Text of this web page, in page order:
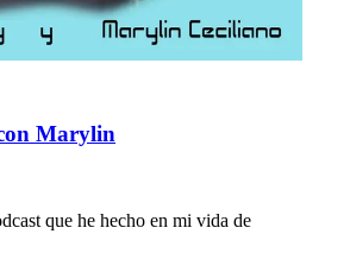
Marylin
que he hecho en mi vida de